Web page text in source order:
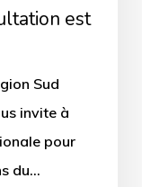
est
Sud
invite à
pour
du…